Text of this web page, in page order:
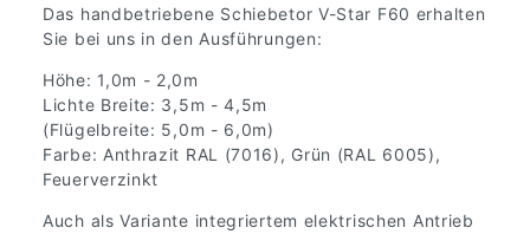
Das handbetriebene Schiebetor V-Star F60 erhalten
Sie bei uns in den Ausführungen:
Höhe: 1,0m - 2,0m
Lichte Breite: 3,5m - 4,5m
(Flügelbreite: 5,0m - 6,0m)
Farbe: Anthrazit RAL (7016), Grün (RAL 6005),
Feuerverzinkt
Auch als Variante integriertem elektrischen Antrieb